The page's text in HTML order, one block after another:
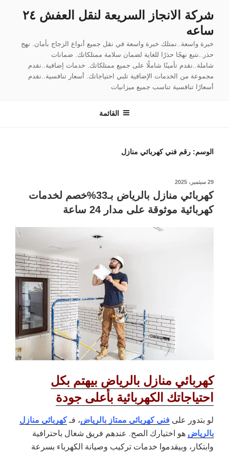
المحتوى
شركة الانجاز السريعة لنقل العفش ٢٤
ساعه
خبرة واسعة..نمتلك خبرة واسعة في نقل جميع أنواع الزجاج بأمان. نهج
حذر..نتبع نهجًا حذرًا للغاية لضمان سلامة ممتلكاتك. ضمانات
شاملة..نقدم تأمينًا شاملًا على جميع ممتلكاتك. خدمات إضافية..نقدم
مجموعة من الخدمات الإضافية تلبي احتياجاتك. أسعار تنافسية..نقدم
أسعارًا تنافسية تناسب جميع ميزانيات
القائمة
الوسم: رقم فني كهربائي منازل
نُشر
في
29 سبتمبر، 2025
كهربائي منازل بالرياض بـ33%خصم لخدمات
كهربائية موثوقة على مدار 24 ساعة
كهربائي منازل بالرياض بيهتم بكل
احتياجاتك الكهربائية بأعلى جودة
لو بتدور على فني كهربائي ممتاز بالرياض، فـكهربائي منازل
بالرياض هو اختيارك الصح. عندهم فريق شغال باحترافية
وابتكار، وبيقدموا خدمات تركيب وصيانة الكهرباء بسرعة